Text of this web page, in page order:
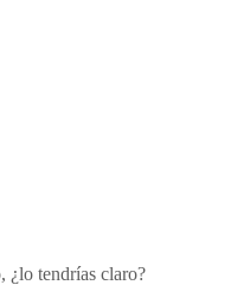
¿lo tendrías claro?